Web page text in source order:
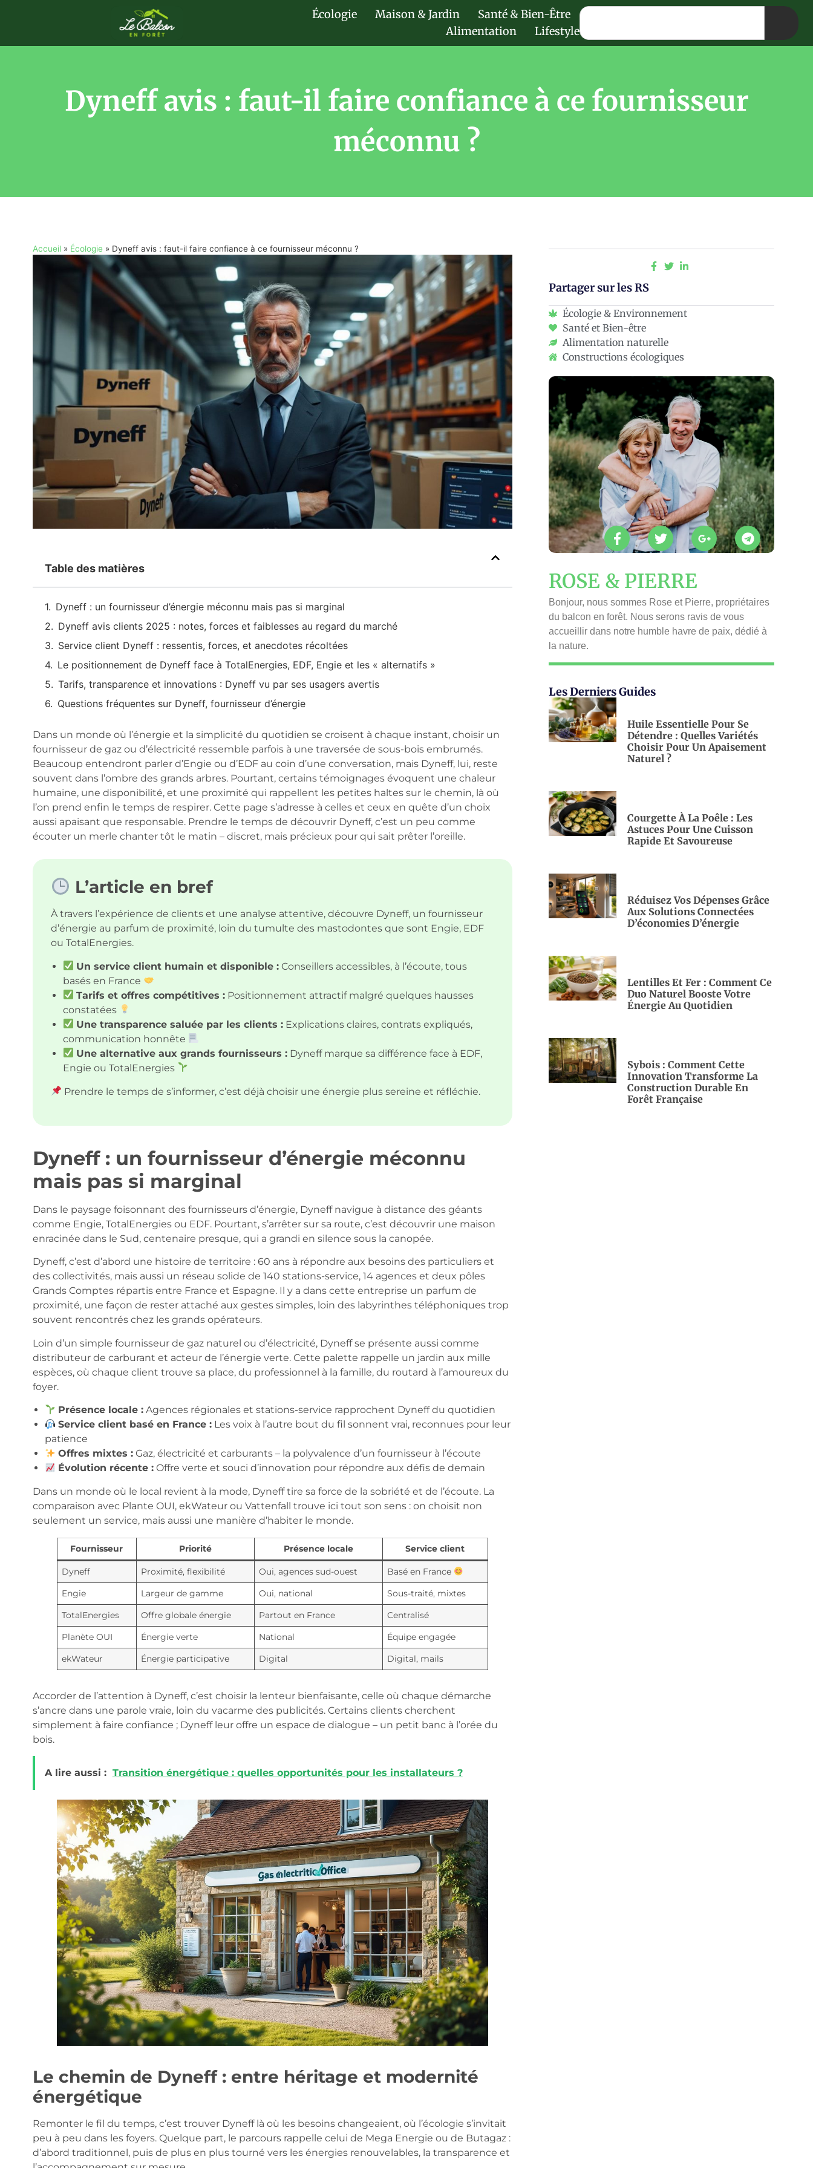
Écologie Maison & Jardin
Santé & Bien-Être
Alimentation
Lifestyle
Dyneff avis : faut-il faire confiance à ce fournisseur
méconnu ?
Accueil» Écologie » Dyneff avis : faut-il faire confiance à ce fournisseur méconnu ?
Table des matières
Dyneff : un fournisseur d’énergie méconnu mais pas si marginal
Dyneff avis clients 2025 : notes, forces et faiblesses au regard du marché
Service client Dyneff : ressentis, forces, et anecdotes récoltées
Le positionnement de Dyneff face à TotalEnergies, EDF, Engie et les « alternatifs »
Tarifs, transparence et innovations : Dyneff vu par ses usagers avertis
Questions fréquentes sur Dyneff, fournisseur d’énergie
Dans un monde où l’énergie et la simplicité du quotidien se croisent à chaque instant, choisir un
fournisseur de gaz ou d’électricité ressemble parfois à une traversée de sous-bois embrumés.
Beaucoup entendront parler d’Engie ou d’EDF au coin d’une conversation, mais Dyneff, lui, reste
souvent dans l’ombre des grands arbres. Pourtant, certains témoignages évoquent une chaleur
humaine, une disponibilité, et une proximité qui rappellent les petites haltes sur le chemin, là où
l’on prend enfin le temps de respirer. Cette page s’adresse à celles et ceux en quête d’un choix
aussi apaisant que responsable. Prendre le temps de découvrir Dyneff, c’est un peu comme
écouter un merle chanter tôt le matin – discret, mais précieux pour qui sait prêter l’oreille.
L’article en bref
À travers l’expérience de clients et une analyse attentive, découvre Dyneff, un fournisseur
d’énergie au parfum de proximité, loin du tumulte des mastodontes que sont Engie, EDF
ou TotalEnergies.
Un service client humain et disponible :Conseillers accessibles, à l’écoute, tous
basés en France
Tarifs et offres compétitives :Positionnement attractif malgré quelques hausses
constatées
Une transparence saluée par les clients :Explications claires, contrats expliqués,
communication honnête
Une alternative aux grands fournisseurs :Dyneff marque sa différence face à EDF,
Engie ou TotalEnergies
Prendre le temps de s’informer, c’est déjà choisir une énergie plus sereine et réfléchie.
Dyneff : un fournisseur d’énergie méconnu
mais pas si marginal
Dans le paysage foisonnant des fournisseurs d’énergie, Dyneff navigue à distance des géants
comme Engie, TotalEnergies ou EDF. Pourtant, s’arrêter sur sa route, c’est découvrir une maison
enracinée dans le Sud, centenaire presque, qui a grandi en silence sous la canopée.
Dyneff, c’est d’abord une histoire de territoire : 60 ans à répondre aux besoins des particuliers et
des collectivités, mais aussi un réseau solide de 140 stations-service, 14 agences et deux pôles
Grands Comptes répartis entre France et Espagne. Il y a dans cette entreprise un parfum de
proximité, une façon de rester attaché aux gestes simples, loin des labyrinthes téléphoniques trop
souvent rencontrés chez les grands opérateurs.
Loin d’un simple fournisseur de gaz naturel ou d’électricité, Dyneff se présente aussi comme
distributeur de carburant et acteur de l’énergie verte. Cette palette rappelle un jardin aux mille
espèces, où chaque client trouve sa place, du professionnel à la famille, du routard à l’amoureux du
foyer.
Présence locale :Agences régionales et stations-service rapprochent Dyneff du quotidien
Service client basé en France :Les voix à l’autre bout du fil sonnent vrai, reconnues pour leur
patience
Offres mixtes :Gaz, électricité et carburants – la polyvalence d’un fournisseur à l’écoute
Évolution récente :Offre verte et souci d’innovation pour répondre aux défis de demain
Dans un monde où le local revient à la mode, Dyneff tire sa force de la sobriété et de l’écoute. La
comparaison avec Plante OUI, ekWateur ou Vattenfall trouve ici tout son sens : on choisit non
seulement un service, mais aussi une manière d’habiter le monde.
Fournisseur Priorité Présence locale Service client
Dyneff Proximité, flexibilité Oui, agences sud-ouest
Basé en France
Engie
Largeur de gamme Oui, national
Sous-traité, mixtes
TotalEnergies
Offre globale énergie Partout en France
Centralisé
Planète OUI
Énergie verte National
Équipe engagée
ekWateur
Énergie participative Digital Digital, mails
Accorder de l’attention à Dyneff, c’est choisir la lenteur bienfaisante, celle où chaque démarche
s’ancre dans une parole vraie, loin du vacarme des publicités. Certains clients cherchent
simplement à faire confiance ; Dyneff leur offre un espace de dialogue – un petit banc à l’orée du
bois.
A lire aussi : Transition énergétique : quelles opportunités pour les installateurs ?
Le chemin de Dyneff : entre héritage et modernité
énergétique
Remonter le fil du temps, c’est trouver Dyneff là où les besoins changeaient, où l’écologie s’invitait
peu à peu dans les foyers. Quelque part, le parcours rappelle celui de Mega Energie ou de Butagaz :
d’abord traditionnel, puis de plus en plus tourné vers les énergies renouvelables, la transparence et
Partager sur les RS
Écologie & Environnement
Santé et Bien-être
Alimentation naturelle
Constructions écologiques
ROSE & PIERRE
Bonjour, nous sommes Rose et Pierre, propriétaires
du balcon en forêt. Nous serons ravis de vous
accueillir dans notre humble havre de paix, dédié à
la nature.
Les Derniers Guides
Huile Essentielle Pour Se
Détendre : Quelles Variétés
Choisir Pour Un Apaisement
Naturel ?
Courgette À La Poêle : Les
Astuces Pour Une Cuisson
Rapide Et Savoureuse
Réduisez Vos Dépenses Grâce
Aux Solutions Connectées
D’économies D’énergie
Lentilles Et Fer : Comment Ce
Duo Naturel Booste Votre
Énergie Au Quotidien
Sybois : Comment Cette
Innovation Transforme La
Construction Durable En
Forêt Française